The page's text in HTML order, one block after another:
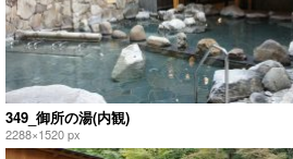
349_御所の湯(内観)
2288×1520 px